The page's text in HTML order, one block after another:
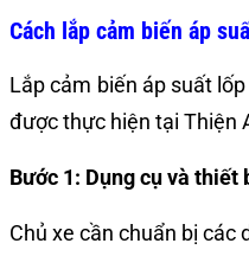
Cách lắp cảm biến áp
Lắp cảm biến áp suất
được thực hiện tại Thiện
Bước 1: Dụng cụ và thiết
Chủ xe cần chuẩn bị các